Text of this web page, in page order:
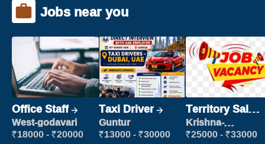
Jobs near you
Office Staff
West-godavari
₹18000 - ₹20000
Taxi Driver
Guntur
₹13000 - ₹30000
Territory Sales
Manager
Krishna-
vijayawada
₹25000 - ₹33000